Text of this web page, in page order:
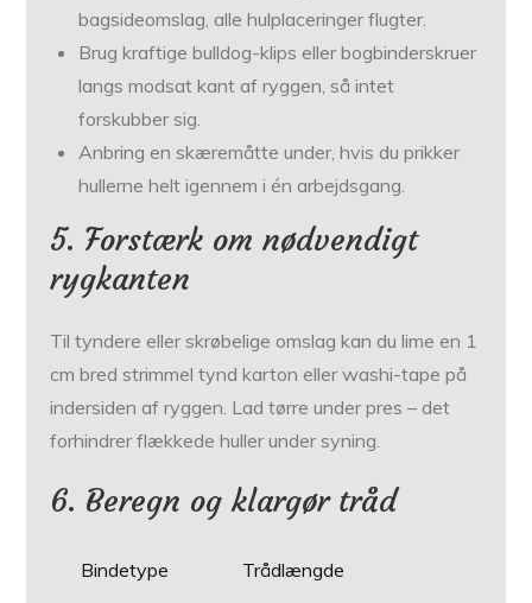
bagsideomslag, alle hul­placeringer flugter.
Brug kraftige bulldog-klips eller bogbinderskruer
langs modsat kant af ryggen, så intet
forskubber sig.
Anbring en skæremåtte under, hvis du prikker
hullerne helt igennem i én arbejdsgang.
5. Forstærk om nødvendigt
ryg­kanten
Til tyndere eller skrøbelige omslag kan du lime en 1
cm bred strimmel tynd karton eller washi-tape på
indersiden af ryggen. Lad tørre under pres – det
forhindrer flækkede huller under syning.
6. Beregn og klargør tråd
Bindetype Trådlængde